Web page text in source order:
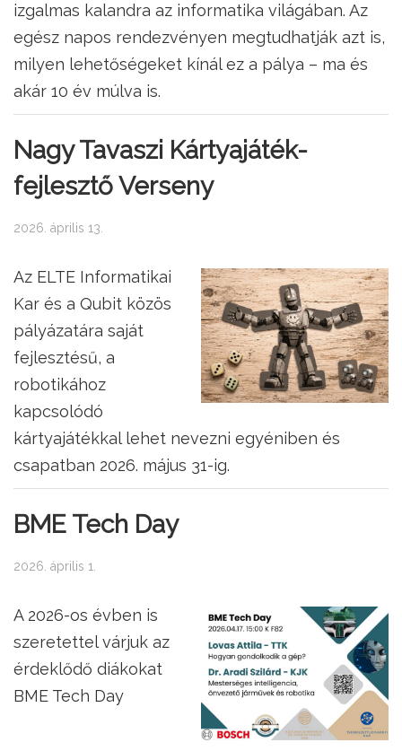
izgalmas kalandra az informatika világában. Az
egész napos rendezvényen megtudhatják azt is,
milyen lehetőségeket kínál ez a pálya – ma és
akár 10 év múlva is.
Nagy Tavaszi Kártyajáték-
fejlesztő Verseny
2026. április 13.
Az ELTE Informatikai
Kar és a Qubit közös
pályázatára saját
fejlesztésű, a
robotikához
kapcsolódó
kártyajátékkal lehet nevezni egyéniben és
csapatban 2026. május 31-ig.
BME Tech Day
2026. április 1.
A 2026-os évben is
szeretettel várjuk az
érdeklődő diákokat
BME Tech Day